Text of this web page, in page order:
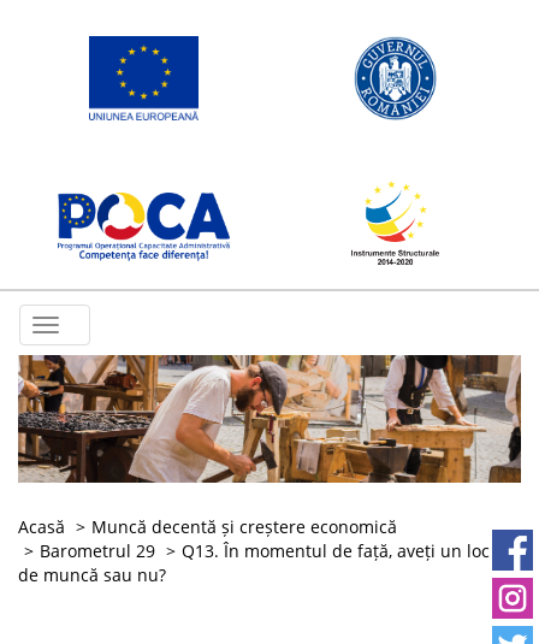
Toggle
navigation
Acasă
Muncă decentă și creștere economică
Barometrul 29
Q13. În momentul de față, aveți un loc
de muncă sau nu?